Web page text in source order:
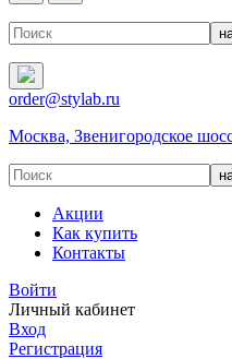
order@stylab.ru
Москва, Звенигородское
Акции
Как купить
Контакты
Войти
Личный кабинет
Вход
Регистрация